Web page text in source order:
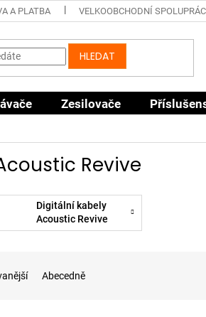
A PLATBA VELKOOBCHODNÍ
HLEDAT
Zesilovače
Revive
Digitální kabely
Acoustic Revive
Abecedně